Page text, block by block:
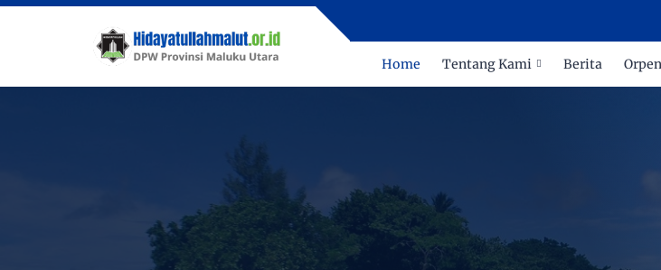
Home Tentang Kami Berita Orpen